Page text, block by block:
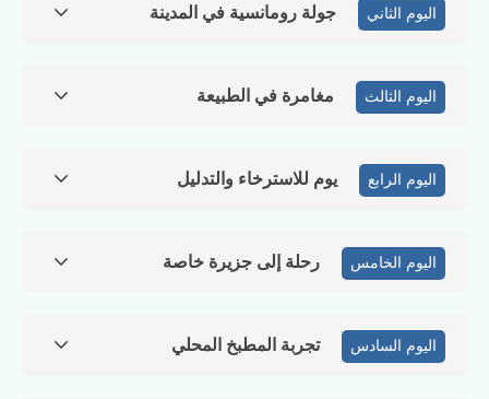
اليوم الثاني جولة رومانسية في المدينة
اليوم الثالث مغامرة في الطبيعة
اليوم الرابع يوم للاسترخاء والتدليل
اليوم الخامس رحلة إلى جزيرة خاصة
اليوم السادس تجربة المطبخ المحلي